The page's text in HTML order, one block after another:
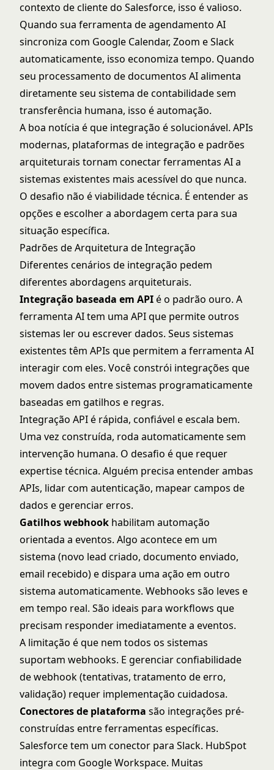
contexto de cliente do Salesforce, isso é valioso.
Quando sua ferramenta de agendamento AI
sincroniza com Google Calendar, Zoom e Slack
automaticamente, isso economiza tempo. Quando
seu processamento de documentos AI alimenta
diretamente seu sistema de contabilidade sem
transferência humana, isso é automação.
A boa notícia é que integração é solucionável. APIs
modernas, plataformas de integração e padrões
arquiteturais tornam conectar ferramentas AI a
sistemas existentes mais acessível do que nunca.
O desafio não é viabilidade técnica. É entender as
opções e escolher a abordagem certa para sua
situação específica.
Padrões de Arquitetura de Integração
Diferentes cenários de integração pedem
diferentes abordagens arquiteturais.
Integração baseada em APIé o padrão ouro. A
ferramenta AI tem uma API que permite outros
sistemas ler ou escrever dados. Seus sistemas
existentes têm APIs que permitem a ferramenta AI
interagir com eles. Você constrói integrações que
movem dados entre sistemas programaticamente
baseadas em gatilhos e regras.
Integração API é rápida, confiável e escala bem.
Uma vez construída, roda automaticamente sem
intervenção humana. O desafio é que requer
expertise técnica. Alguém precisa entender ambas
APIs, lidar com autenticação, mapear campos de
dados e gerenciar erros.
Gatilhos webhook habilitam automação
orientada a eventos. Algo acontece em um
sistema (novo lead criado, documento enviado,
email recebido) e dispara uma ação em outro
sistema automaticamente. Webhooks são leves e
em tempo real. São ideais para workflows que
precisam responder imediatamente a eventos.
A limitação é que nem todos os sistemas
suportam webhooks. E gerenciar confiabilidade
de webhook (tentativas, tratamento de erro,
validação) requer implementação cuidadosa.
Conectores de plataforma são integrações pré-
construídas entre ferramentas específicas.
Salesforce tem um conector para Slack. HubSpot
integra com Google Workspace. Muitas